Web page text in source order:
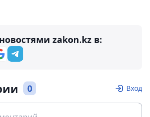
zakon.kz в:
0 Вход